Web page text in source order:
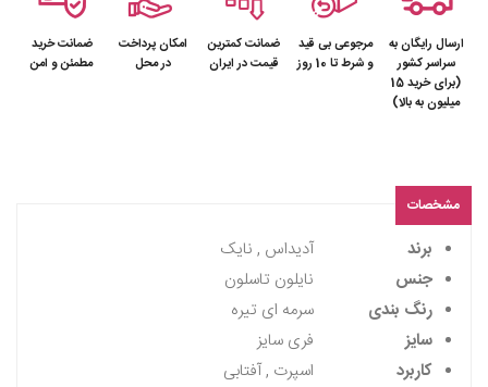
ارسال رایگان به
سراسر کشور
(برای خرید 15
میلیون به بالا)
مرجوعی بی قید
و شرط تا 10 روز
ضمانت کمترین
قیمت در ایران
امکان پرداخت
در محل
ضمانت خرید
مطمئن و امن
مشخصات
برند
آدیداس , نایک
جنس
نایلون تاسلون
رنگ بندی
سرمه ای تیره
سایز
فری سایز
کاربرد
اسپرت , آفتابی